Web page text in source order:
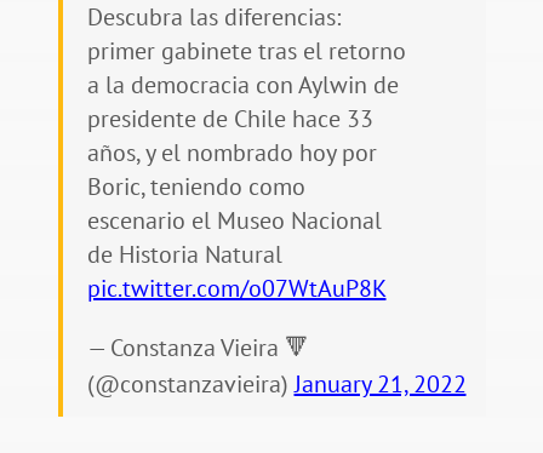
Descubra las diferencias:
primer gabinete tras el retorno
a la democracia con Aylwin de
presidente de Chile hace 33
años, y el nombrado hoy por
Boric, teniendo como
escenario el Museo Nacional
de Historia Natural
pic.twitter.com/o07WtAuP8K
— Constanza Vieira 🔻
(@constanzavieira)January 21, 2022